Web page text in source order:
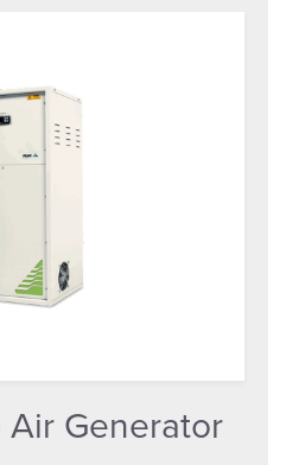
Air Generator